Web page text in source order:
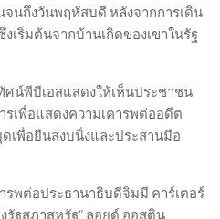
นถึงวันพฤหัสบดี หลังจากการเดิน
เริ่มต้นจากบ้านเกิดของเขาในรัฐ
น์พีบีเอสแสดงให้เห็นประชาชน
รเพื่อแสดงความเคารพต่ออดีต
เพื่อยืนสงบนิ่งและประสานมือ
รพต่อประธานาธิบดีจิมมี คาร์เตอร์
รัฐสภาสหรัฐ” ลอยด์ ออสติน